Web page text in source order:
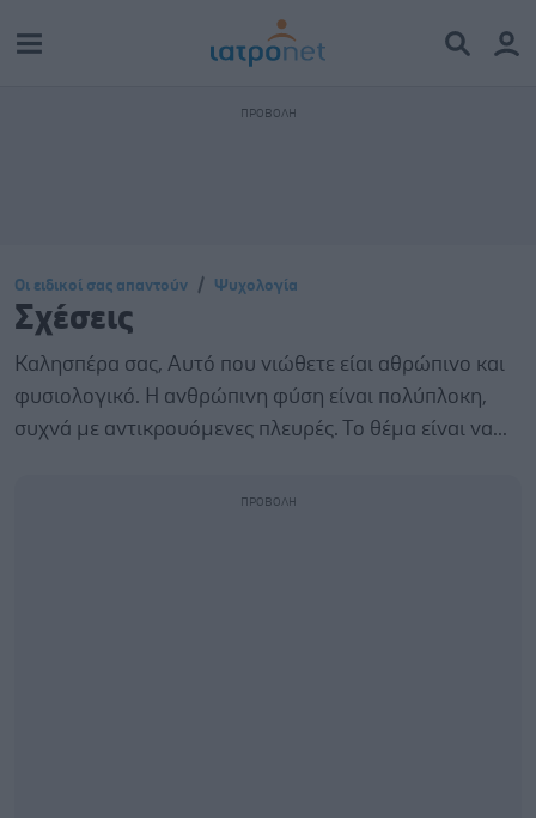
Οι ειδικοί σας απαντούν Ψυχολογία
Σχέσεις
Καλησπέρα σας, Αυτό που νιώθετε είαι αθρώπινο και
φυσιολογικό. Η ανθρώπινη φύση είναι πολύπλοκη,
συχνά με αντικρουόμενες πλευρές. Το θέμα είναι να...